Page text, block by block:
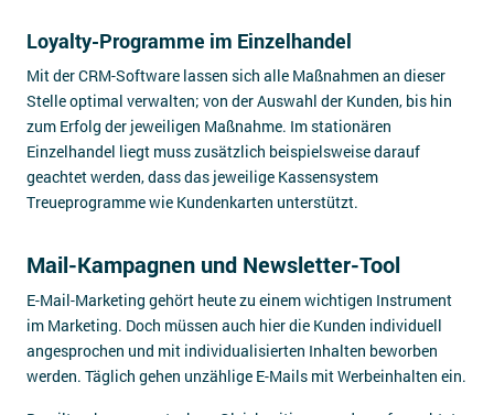
Loyalty-Programme im Einzelhandel
Mit der CRM-Software lassen sich alle Maßnahmen an dieser
Stelle optimal verwalten; von der Auswahl der Kunden, bis hin
zum Erfolg der jeweiligen Maßnahme. Im stationären
Einzelhandel liegt muss zusätzlich beispielsweise darauf
geachtet werden, dass das jeweilige Kassensystem
Treueprogramme wie Kundenkarten unterstützt.
Mail-Kampagnen und Newsletter-Tool
E-Mail-Marketing gehört heute zu einem wichtigen Instrument
im Marketing. Doch müssen auch hier die Kunden individuell
angesprochen und mit individualisierten Inhalten beworben
werden. Täglich gehen unzählige E-Mails mit Werbeinhalten ein.